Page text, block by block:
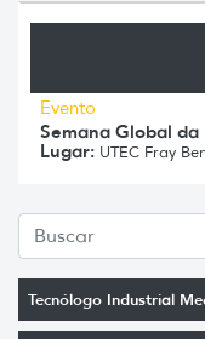
Tecnólogo Industrial
Evento
Semana Global da
Lugar: UTEC Fray